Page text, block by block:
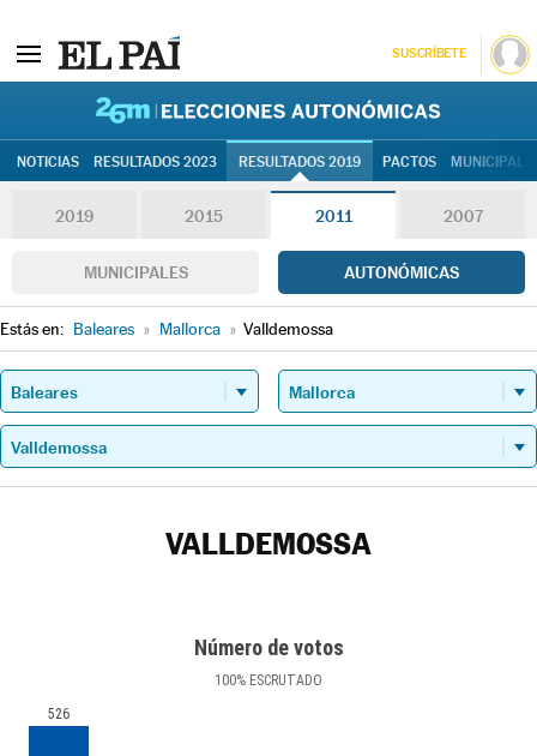
SUSCRÍBETE
NOTICIAS RESULTADOS 2023 RESULTADOS 2019 PACTOS
2019 2015 2011 2007
MUNICIPALES AUTONÓMICAS
Estás en: Baleares » Mallorca » Valldemossa
VALLDEMOSSA
Número de votos
100% ESCRUTADO
526